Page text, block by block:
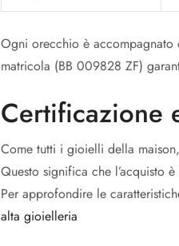
Ogni orecchio è accompagnato
matricola (BB 009828 ZF)
Certificazione
Come tutti i gioielli della
Questo significa che l’acquisto
Per approfondire le
alta gioielleria